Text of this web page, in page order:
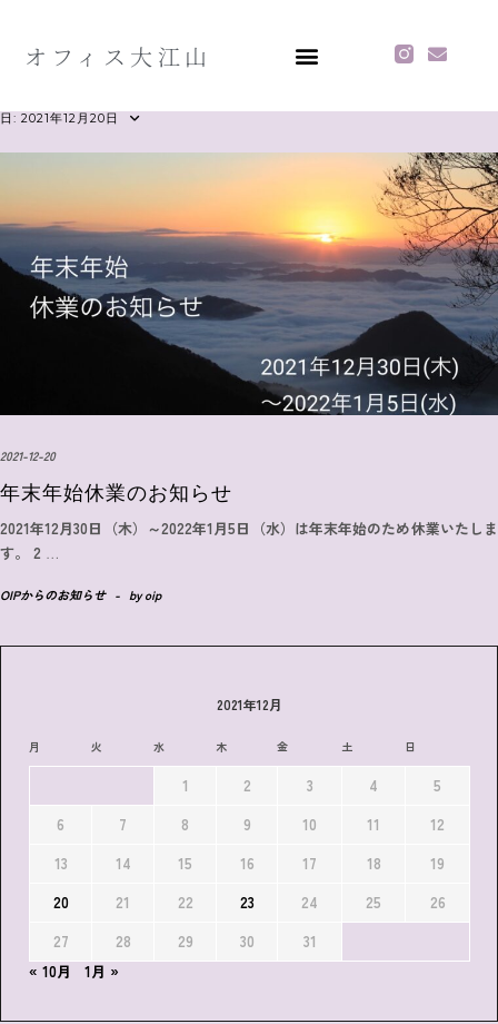
オフィス大江山
日: 2021年12月20日
2021-12-20
年末年始休業のお知らせ
2021年12月30日（木）～2022年1月5日（水）は年末年始のため休業いたしま
す。 2
…
OIPからのお知らせ - byoip
2021年12月
月 火 水 木 金 土 日
1 2 3 4
5
6
7 8 9 10 11
12
13
14 15 16 17 18
19
20
21 22 23 24 25
26
27
28 29 30
31
« 10月
1月 »